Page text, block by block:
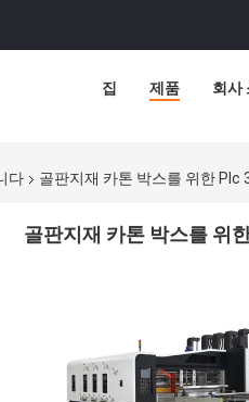
집 제품 회사
다 골판지재 카톤 박스를 위한 Plc
골판지재 카톤 박스를 위